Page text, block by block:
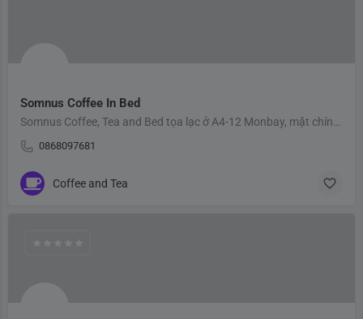
Somnus Coffee In Bed
0868097681
Coffee and Tea